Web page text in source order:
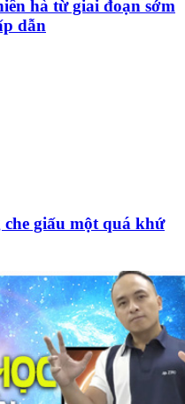
hà từ giai đoạn sớm
dẫn
giấu một quá khứ